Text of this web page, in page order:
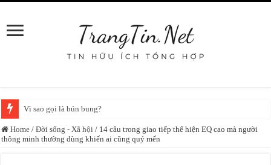
Vì sao gọi là bún bung?
Home / Đời sống - Xã hội / 14 câu trong giao tiếp thể hiện EQ cao mà người
thông minh thường dùng khiến ai cũng quý mến